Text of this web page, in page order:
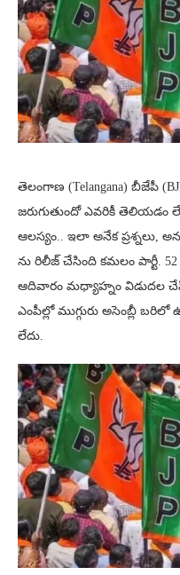
తెలంగాణ (Telangana) బీజేపీ
జరుగుతుందో ఎవరికీ తెలియడం
ఆలస్యం.. ఇలా అనేక ప్రశ్నలు,
ను రిలీజ్ చేసింది కమలం పార్టీ.
ఆదివారం మధ్యాహ్నం విడుదల
ఎంపీల్లో ముగ్గురు అసెంబ్లీ
లేదు.